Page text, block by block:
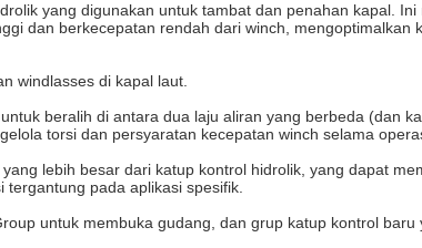
yang digunakan untuk tambat dan penahan kapal. Ini
dan berkecepatan rendah dari winch, mengoptimalkan
windlasses di kapal laut.
beralih di antara dua laju aliran yang berbeda (dan
torsi dan persyaratan kecepatan winch selama
lebih besar dari katup kontrol hidrolik, yang dapat
pada aplikasi spesifik.
untuk membuka gudang, dan grup katup kontrol baru